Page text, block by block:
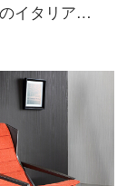
フェニそのイタリア式は極簡単で、全本革ソファー椅子の実木創意オレンジリビングレジャーチェアのデザイナー家具【全本革ソファチェア】ルッカ橙/Lucaのフルセットです。